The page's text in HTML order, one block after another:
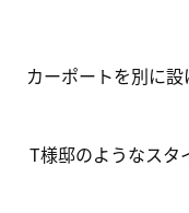
カーポートを別に
T様邸のようなスタ